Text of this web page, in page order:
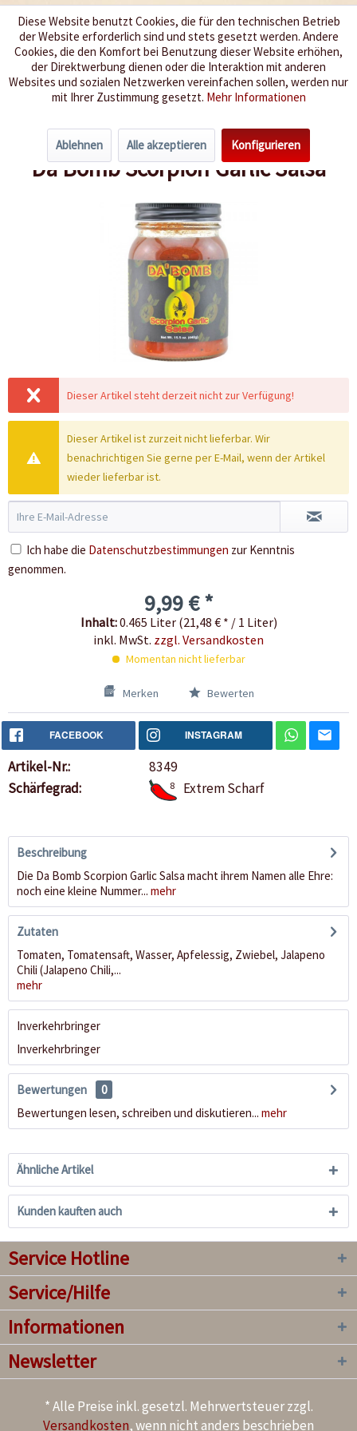
Wir würzen Ihr Leben
Menü
Übersicht Salsa
Da Bomb Scorpion Garlic Salsa
Dieser Artikel steht derzeit nicht zur Verfügung!
Dieser Artikel ist zurzeit nicht lieferbar. Wir
benachrichtigen Sie gerne per E-Mail, wenn der Artikel
wieder lieferbar ist.
Ich habe die Datenschutzbestimmungen zur Kenntnis
genommen.
9,99 € *
Inhalt:0.465 Liter (21,48 € * / 1 Liter)
inkl. MwSt. zzgl. Versandkosten
Momentan nicht lieferbar
Merken Bewerten
FACEBOOK INSTAGRAM
Artikel-Nr.:
8349
Schärfegrad:
8 Extrem Scharf
Beschreibung
Die Da Bomb Scorpion Garlic Salsa macht ihrem Namen alle Ehre:
noch eine kleine Nummer... mehr
Zutaten
Tomaten, Tomatensaft, Wasser, Apfelessig, Zwiebel, Jalapeno
Chili (Jalapeno Chili,...
mehr
Inverkehrbringer
Inverkehrbringer
Bewertungen
0
Bewertungen lesen, schreiben und diskutieren... mehr
Ähnliche Artikel
Kunden kauften auch
Service Hotline
Service/Hilfe
Informationen
Newsletter
* Alle Preise inkl. gesetzl. Mehrwertsteuer zzgl.
Versandkosten, wenn nicht anders beschrieben
Diese Website benutzt Cookies, die für den technischen Betrieb
der Website erforderlich sind und stets gesetzt werden. Andere
Cookies, die den Komfort bei Benutzung dieser Website erhöhen,
der Direktwerbung dienen oder die Interaktion mit anderen
Websites und sozialen Netzwerken vereinfachen sollen, werden nur
mit Ihrer Zustimmung gesetzt. Mehr Informationen
Ablehnen Alle akzeptieren Konfigurieren